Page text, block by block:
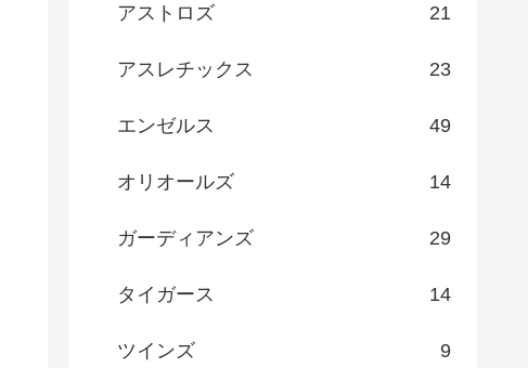
アストロズ 21
アスレチックス 23
エンゼルス 49
オリオールズ 14
ガーディアンズ 29
タイガース 14
ツインズ 9